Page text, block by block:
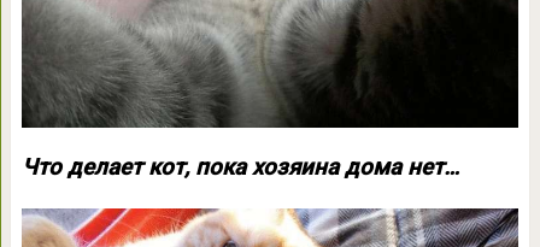
Что делает кот, пока хозяина дома нет…